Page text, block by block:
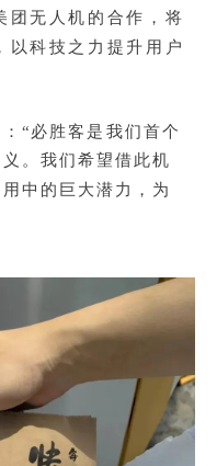
团无人机的合作，将
以科技之力提升用户
“必胜客是我们首个
。我们希望借此机
中的巨大潜力，为